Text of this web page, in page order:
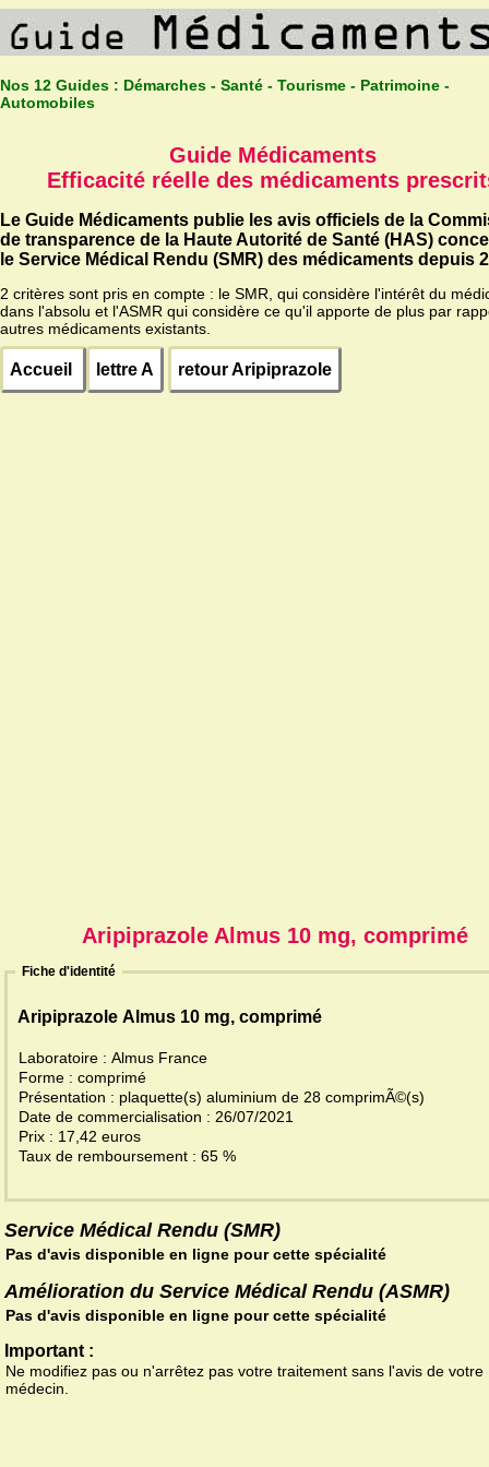
Nos 12 Guides : Démarches - Santé - Tourisme - Patrimoine -
Automobiles
Guide Médicaments
Efficacité réelle des médicaments
Le Guide Médicaments publie les avis officiels de la
de transparence de la Haute Autorité de Santé (HAS)
le Service Médical Rendu (SMR) des médicaments depuis
2 critères sont pris en compte : le SMR, qui considère l'intérêt du
dans l'absolu et l'ASMR qui considère ce qu'il apporte de plus par
autres médicaments existants.
Accueil lettre A retour Aripiprazole
Aripiprazole Almus 10 mg, comprimé
Fiche d'identité
Aripiprazole Almus 10 mg, comprimé
Laboratoire : Almus France
Forme : comprimé
Présentation : plaquette(s) aluminium de 28 comprimÃ©(s)
Date de commercialisation : 26/07/2021
Prix : 17,42 euros
Taux de remboursement : 65 %
Service Médical Rendu (SMR)
Pas d'avis disponible en ligne pour cette spécialité
Amélioration du Service Médical Rendu (ASMR)
Pas d'avis disponible en ligne pour cette spécialité
Important :
Ne modifiez pas ou n'arrêtez pas votre traitement sans l'avis de votre
médecin.